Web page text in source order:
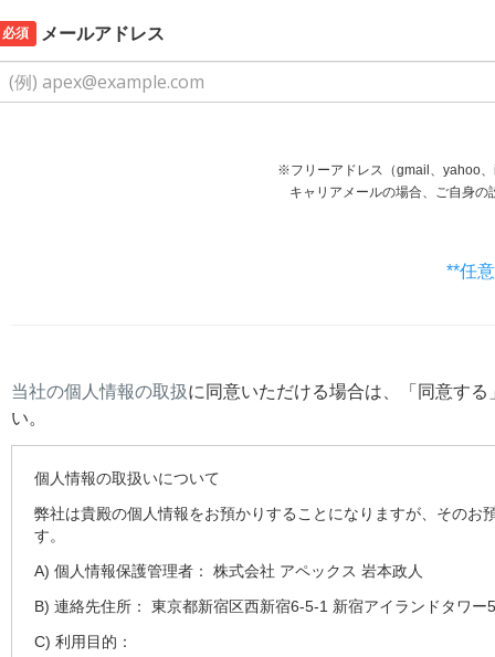
必須 メールアドレス
※フリーアドレス（gmail、yahoo
ャリアメールの場合、ご自身の設定等で受信で
**任
当社の個人情報の取扱に同意いただける場合は、「同意す
い。
個人情報の取扱いについて
弊社は貴殿の個人情報をお預かりすることになりますが、その
す。
A) 個人情報保護管理者： 株式会社 アペックス 岩本政人
B) 連絡先住所： 東京都新宿区西新宿6-5-1 新宿アイランドタワー
C) 利用目的：